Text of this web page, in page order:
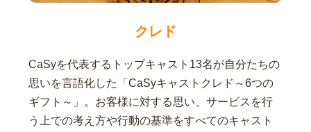
クレド
CaSyを代表するトップキャスト13名が自分たちの
思いを言語化した「CaSyキャストクレド～6つの
ギフト～」。お客様に対する思い、サービスを行
う上での考え方や行動の基準をすべてのキャスト